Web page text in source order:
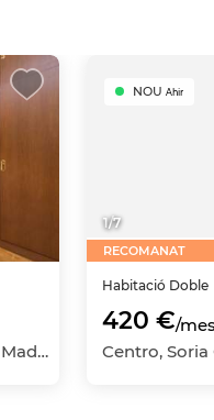
Hispanoamérica, Chamartín, Madrid Capital, Madrid
1/7
NOU Ahir
RECOMANAT
Habitació Doble
420 €/
Centro, Soria